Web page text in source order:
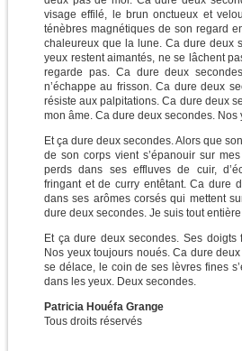
visage effilé, le brun onctueux et
ténèbres magnétiques de son regard
chaleureux que la lune. Ca dure deux
yeux restent aimantés, ne se lâchent
regarde pas. Ca dure deux
n’échappe au frisson. Ca dure deux
résiste aux palpitations. Ca dure deux
mon âme. Ca dure deux secondes.
Et ça dure deux secondes. Alors que
de son corps vient s’épanouir sur
perds dans ses effluves de cuir,
fringant et de curry entêtant. Ca dure
dans ses arômes corsés qui mettent
dure deux secondes. Je suis tout
Et ça dure deux secondes. Ses
Nos yeux toujours noués. Ca dure
se délace, le coin de ses lèvres fines
dans les yeux. Deux secondes.
Patricia Houéfa Grange
Tous droits réservés